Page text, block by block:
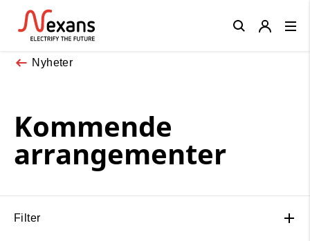
Nyheter
Kommende
arrangementer
Filter
Close